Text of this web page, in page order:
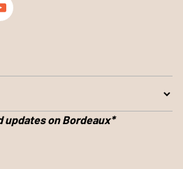
updates on Bordeaux*